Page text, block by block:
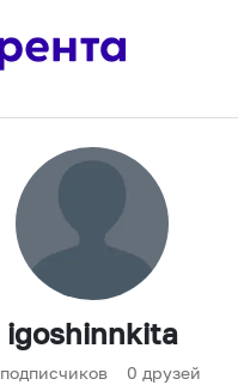
igoshinnkita
подписчиков 0 друзей